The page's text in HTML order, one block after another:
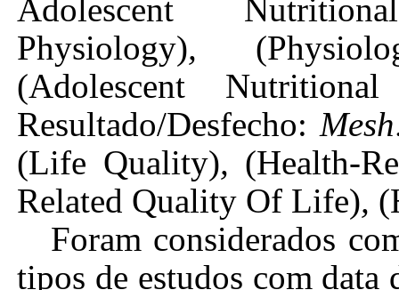
Adolescent
Physiology),
(Adolescent
Resultado/Desfecho:
(Life Quality), (Health-
Related Quality Of Life),
Foram considerados
tipos de estudos com